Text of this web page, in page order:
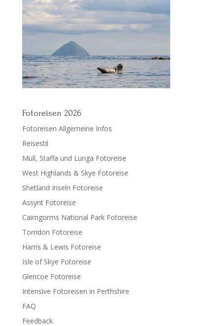
Fotoreisen 2026
Fotoreisen Allgemeine Infos
Reisestil
Mull, Staffa und Lunga Fotoreise
West Highlands & Skye Fotoreise
Shetland Inseln Fotoreise
Assynt Fotoreise
Cairngorms National Park Fotoreise
Torridon Fotoreise
Harris & Lewis Fotoreise
Isle of Skye Fotoreise
Glencoe Fotoreise
Intensive Fotoreisen in Perthshire
FAQ
Feedback